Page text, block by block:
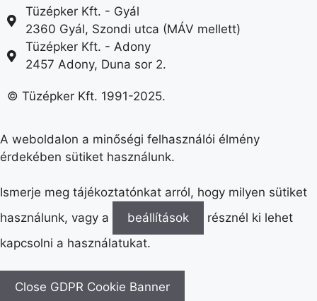
Tüzépker Kft. - Gyál
2360 Gyál, Szondi utca (MÁV mellett)
Tüzépker Kft. - Adony
2457 Adony, Duna sor 2.
© Tüzépker Kft. 1991-2025.
A weboldalon a minőségi felhasználói élmény
érdekében sütiket használunk.
Ismerje meg tájékoztatónkat arról, hogy milyen sütiket
használunk, vagy a
beállítások
résznél ki lehet
kapcsolni a használatukat.
Close GDPR Cookie Banner